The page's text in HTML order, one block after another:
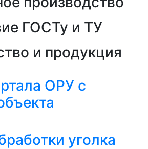
ГОСТу и ТУ
и продукция
ОРУ с
уголка